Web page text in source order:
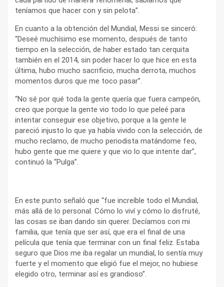
teníamos que hacer con y sin pelota”.
En cuanto a la obtención del Mundial, Messi se sinceró:
“Deseé muchísimo ese momento, después de tanto
tiempo en la selección, de haber estado tan cerquita
también en el 2014, sin poder hacer lo que hice en esta
última, hubo mucho sacrificio, mucha derrota, muchos
momentos duros que me toco pasar”.
“No sé por qué toda la gente quería que fuera campeón,
creo que porque la gente vio todo lo que peleé para
intentar conseguir ese objetivo, porque a la gente le
pareció injusto lo que ya había vivido con la selección, de
mucho reclamo, de mucho periodista matándome feo,
hubo gente que me quiere y que vio lo que intente dar”,
continuó la “Pulga”.
En este punto señaló que “fue increíble todo el Mundial,
más allá de lo personal. Cómo lo viví y cómo lo disfruté,
las cosas se iban dando sin querer. Decíamos con mi
familia, que tenía que ser así, que era el final de una
película que tenía que terminar con un final feliz. Estaba
seguro que Dios me iba regalar un mundial, lo sentía muy
fuerte y el momento que eligió fue el mejor, no hubiese
elegido otro, terminar así es grandioso”.